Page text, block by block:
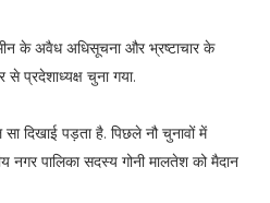
के अवैध अधिसूचना और भ्रष्टाचार के
प्रदेशाध्यक्ष चुना गया.
दिखाई पड़ता है. पिछले नौ चुनावों में
नगर पालिका सदस्य गोनी मालतेश को मैदान